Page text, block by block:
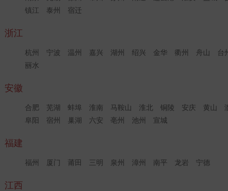
镇江
泰州 宿迁
浙江
杭州 宁波 温州 嘉兴 湖州 绍兴 金华 衢州 舟山
台
丽水
安徽
合肥 芜湖 蚌埠 淮南 马鞍山 淮北 铜陵 安庆 黄山
阜阳
宿州 巢湖 六安 亳州 池州 宣城
福建
福州 厦门 莆田 三明 泉州 漳州 南平 龙岩 宁德
江西